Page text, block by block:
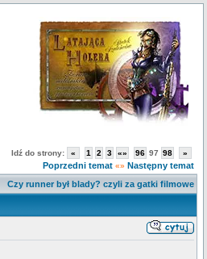
Idź do strony: « 1 2 3 «» 96 97 98 »
Poprzedni temat «» Następny temat
Czy runner był blady? czyli za gatki filmowe